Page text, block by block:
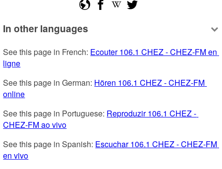
In other languages
See this page in French: Ecouter 106.1 CHEZ - CHEZ-FM en
ligne
See this page in German: Hören 106.1 CHEZ - CHEZ-FM
online
See this page in Portuguese: Reproduzir 106.1 CHEZ -
CHEZ-FM ao vivo
See this page in Spanish: Escuchar 106.1 CHEZ - CHEZ-FM
en vivo